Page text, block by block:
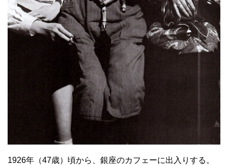
1926年（47歳）頃から、銀座のカフェーに出入りする。